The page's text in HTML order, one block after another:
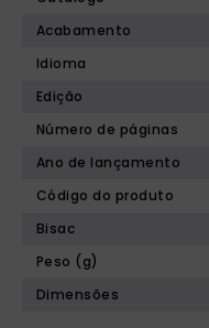
Acabamento
Idioma
Edição
Número de páginas
Ano de lançamento
Código do produto
Bisac
Peso (g)
Dimensões